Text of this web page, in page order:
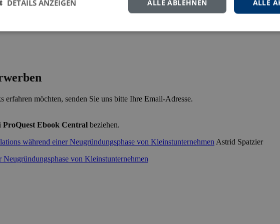
möchten, senden Sie uns bitte Ihre Email-Adresse.
ProQuest Ebook Central beziehen.
Astrid Spatzier
von Kleinstunternehmen
ALLE
ALLE ABLEHNEN
DETAILS ANZEIGEN